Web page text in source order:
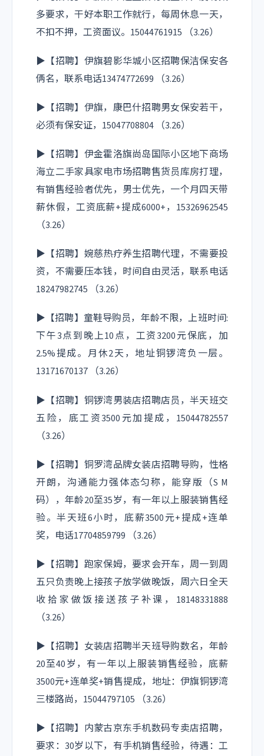
多要求，干好本职工作就行，每周休息一天，
不扣不押，工资面议。15044761915 （3.26）
▶【招聘】伊旗碧影华城小区招聘保洁保安各
俩名，联系电话13474772699 （3.26）
▶【招聘】伊旗，康巴什招聘男女保安若干，
必须有保安证，15047708804 （3.26）
▶【招聘】伊金霍洛旗尚岛国际小区地下商场
海立二手家具家电市场招聘售货员库房打理，
有销售经验者优先，男士优先，一个月四天带
薪休假，工资底薪+提成6000+，15326962545
（3.26）
▶【招聘】婉慈热疗养生招聘代理，不需要投
资，不需要压本钱，时间自由灵活，联系电话
18247982745 （3.26）
▶【招聘】童鞋导购员，年龄不限，上班时间:
下午3点到晚上10点，工资3200元保底，加
2.5%提成。月休2天，地址铜锣湾负一层。
13171670137 （3.26）
▶【招聘】铜锣湾男装店招聘店员，半天班交
五险，底工资3500元加提成，15044782557
（3.26）
▶【招聘】铜罗湾品牌女装店招聘导购，性格
开朗，沟通能力强体态匀称，能穿版（S M
码），年龄20至35岁，有一年以上服装销售经
验。半天班6小时，底薪3500元+提成+连单
奖，电话17704859799 （3.26）
▶【招聘】跑家保姆，要求会开车，周一到周
五只负责晚上接孩子放学做晚饭，周六日全天
收拾家做饭接送孩子补课，18148331888
（3.26）
▶【招聘】女装店招聘半天班导购数名，年龄
20至40岁，有一年以上服装销售经验，底薪
3500元+连单奖+销售提成，地址：伊旗铜锣湾
三楼路尚，15044797105 （3.26）
▶【招聘】内蒙古京东手机数码专卖店招聘，
要求：30岁以下，有手机销售经验，待遇：工